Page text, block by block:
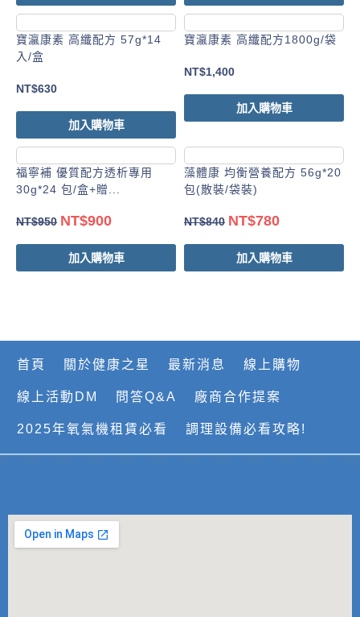
寶瀛康素 高纖配方 57g*14
入/盒
NT$630
加入購物車
寶瀛康素 高纖配方1800g/袋
NT$1,400
加入購物車
福寧補 優質配方透析專用
30g*24 包/盒+贈...
NT$950 NT$900
加入購物車
藻體康 均衡營養配方 56g*20
包(散裝/袋裝)
NT$840 NT$780
加入購物車
首頁 關於健康之星 最新消息 線上購物
線上活動DM 問答Q&A 廠商合作提案
2025年氧氣機租賃必看 調理設備必看攻略!